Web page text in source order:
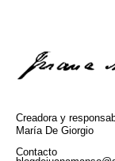
Creadora y
María De Giorgio
Contacto